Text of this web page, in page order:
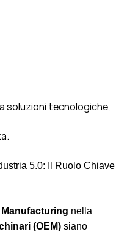
soluzioni tecnologiche,
5.0: Il Ruolo Chiave
nella
(OEM) siano